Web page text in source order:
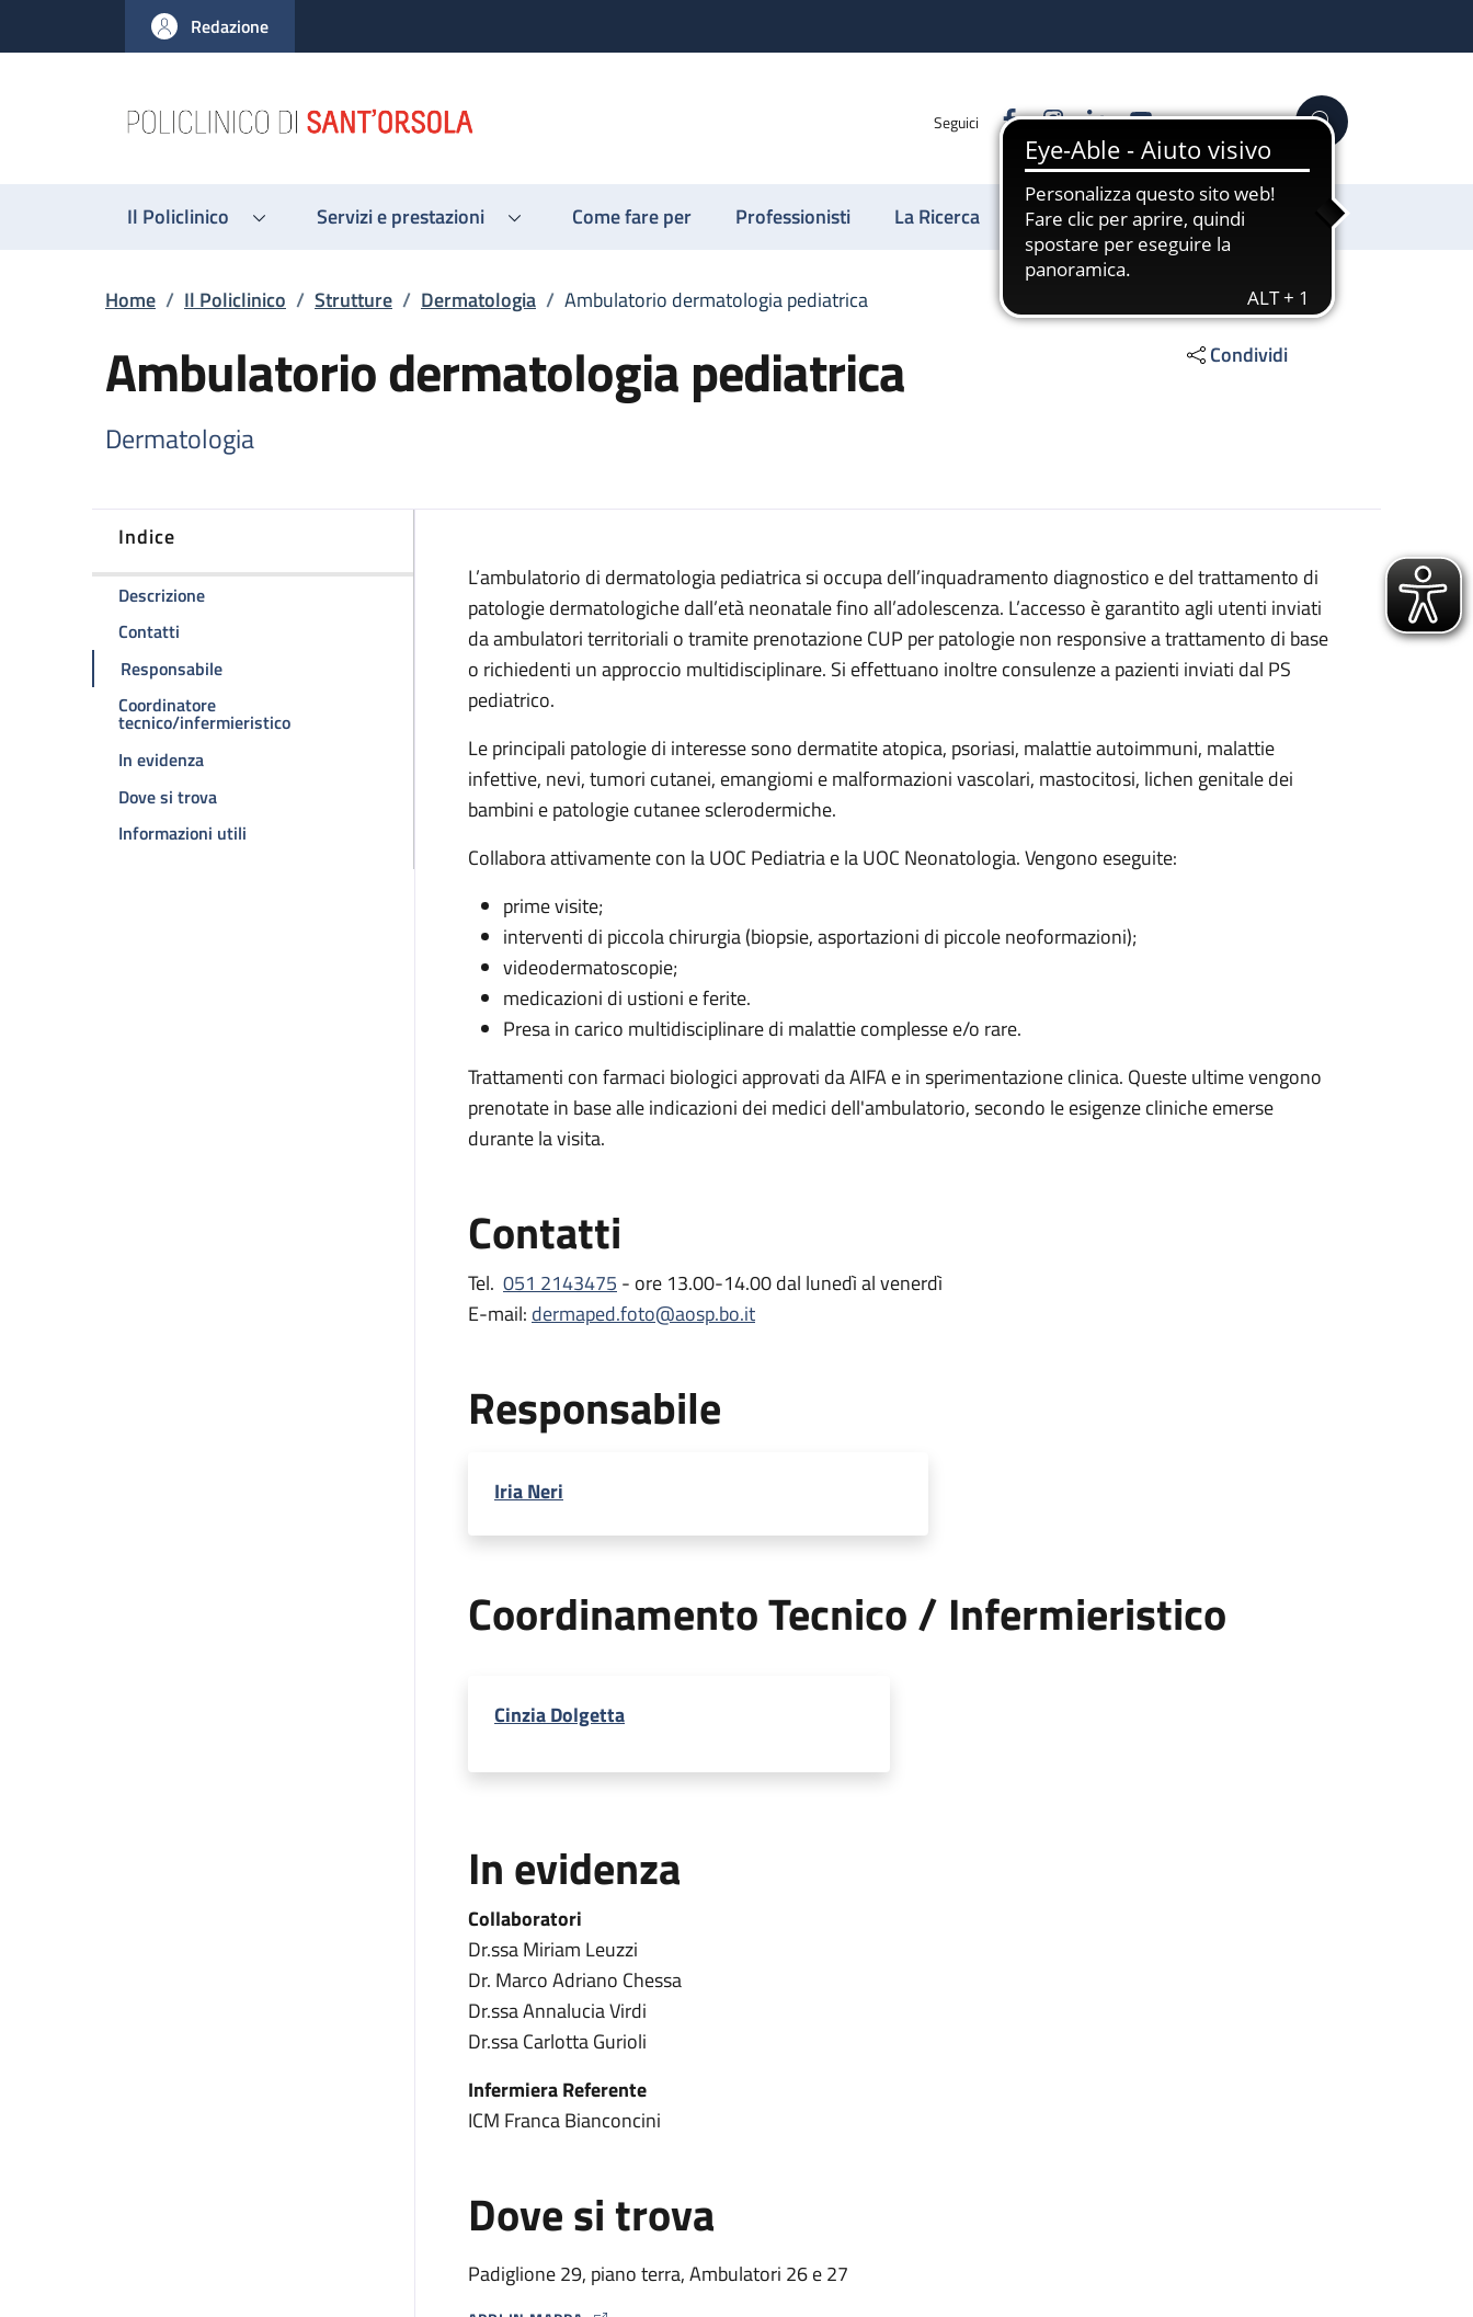
al contenuto principale
to footer content
Redazione
Seguici FacebookInstagram
LinkedinYouTube Cerca
Il Policlinico Servizi e prestazioni Come fare per Professionisti La Ricerca Sostienici
Briciole di pane
Home / Il Policlinico / Strutture / Dermatologia / Ambulatorio dermatologia pediatrica
Ambulatorio dermatologia pediatrica
Dermatologia
Condividi
Indice
Descrizionedella pagina Ambulatorio dermatologia pediatrica
Contatti della pagina Ambulatorio dermatologia pediatrica
Responsabiledella pagina Ambulatorio dermatologia pediatrica
Coordinatore
tecnico/infermieristicodella pagina Ambulatorio dermatologia pediatrica
In evidenzadella pagina Ambulatorio dermatologia pediatrica
Dove si trovadella pagina Ambulatorio dermatologia pediatrica
Informazioni utili
Descrizione
L’ambulatorio di dermatologia pediatrica si occupa dell’inquadramento diagnostico e del trattamento di
patologie dermatologiche dall’età neonatale fino all’adolescenza. L’accesso è garantito agli utenti inviati
da ambulatori territoriali o tramite prenotazione CUP per patologie non responsive a trattamento di base
o richiedenti un approccio multidisciplinare. Si effettuano inoltre consulenze a pazienti inviati dal PS
pediatrico.
Le principali patologie di interesse sono dermatite atopica, psoriasi, malattie autoimmuni, malattie
infettive, nevi, tumori cutanei, emangiomi e malformazioni vascolari, mastocitosi, lichen genitale dei
bambini e patologie cutanee sclerodermiche.
Collabora attivamente con la UOC Pediatria e la UOC Neonatologia. Vengono eseguite:
prime visite;
interventi di piccola chirurgia (biopsie, asportazioni di piccole neoformazioni);
videodermatoscopie;
medicazioni di ustioni e ferite.
Presa in carico multidisciplinare di malattie complesse e/o rare.
Trattamenti con farmaci biologici approvati da AIFA e in sperimentazione clinica. Queste ultime vengono
prenotate in base alle indicazioni dei medici dell'ambulatorio, secondo le esigenze cliniche emerse
durante la visita.
Contatti
Tel. 051 2143475 - ore 13.00-14.00 dal lunedì al venerdì
E-mail: dermaped.foto@aosp.bo.it
Responsabile
Iria Neri
Coordinamento Tecnico / Infermieristico
Cinzia Dolgetta
In evidenza
Collaboratori
Dr.ssa Miriam Leuzzi
Dr. Marco Adriano Chessa
Dr.ssa Annalucia Virdi
Dr.ssa Carlotta Gurioli
Infermiera Referente
ICM Franca Bianconcini
Dove si trova
Padiglione 29, piano terra, Ambulatori 26 e 27